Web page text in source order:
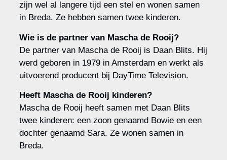
zijn wel al langere tijd een stel en wonen samen
in Breda. Ze hebben samen twee kinderen.
Wie is de partner van Mascha de Rooij?
De partner van Mascha de Rooij is Daan Blits. Hij
werd geboren in 1979 in Amsterdam en werkt als
uitvoerend producent bij DayTime Television.
Heeft Mascha de Rooij kinderen?
Mascha de Rooij heeft samen met Daan Blits
twee kinderen: een zoon genaamd Bowie en een
dochter genaamd Sara. Ze wonen samen in
Breda.